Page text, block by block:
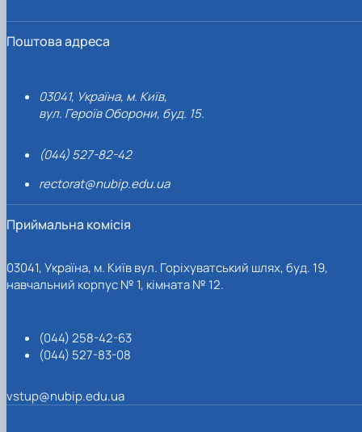
Поштова адреса
03041, Україна, м. Київ,
вул. Героїв Оборони, буд. 15.
(044) 527-82-42
rectorat@nubip.edu.ua
Приймальна комісія
03041, Україна, м. Київ вул. Горіхуватський шлях, буд. 19,
навчальний корпус № 1, кімната № 12.
(044) 258-42-63
(044) 527-83-08
vstup@nubip.edu.ua